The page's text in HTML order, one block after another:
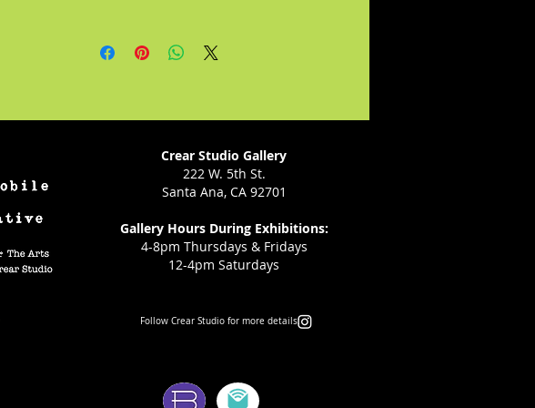
existencia, que cada individuo es tan
Crear Studio Gallery
222 W. 5th St.
Santa Ana, CA 92701
Gallery Hours During Exhibitions:
4-8pm Thursdays & Fridays
12-4pm Saturdays
Follow Crear Studio for more details: